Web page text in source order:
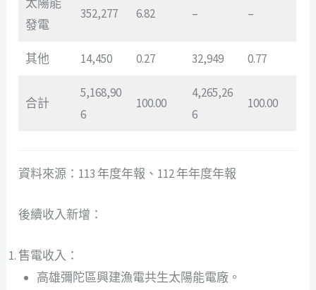
發電
352,277 6.82 – –
其他 14,450 0.27 32,949 0.77
合計
5,168,90
6
100.00
4,265,26
6
100.00
資料來源：113 年度年報、112 年年度年報
後續收入新增：
售電收入：
高雄彌陀區興建漁電共生太陽能電廠。